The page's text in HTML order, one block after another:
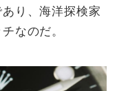
り、海洋探検家
なのだ。